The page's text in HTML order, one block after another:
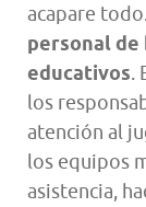
acapare
personal de
educativos.
los
atención al
los equipos
asistencia,